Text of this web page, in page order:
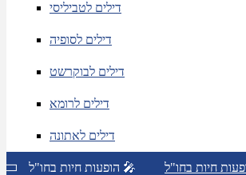
דילים לטביליסי
דילים לסופיה
דילים לבוקרשט
דילים לרומא
דילים לאתונה
הופעות חיות בחו"ל 🎤